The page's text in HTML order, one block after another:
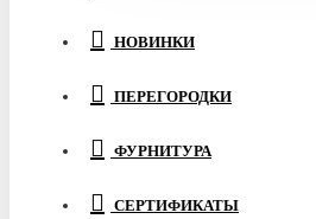
НОВИНКИ
ПЕРЕГОРОДКИ
ФУРНИТУРА
СЕРТИФИКАТЫ